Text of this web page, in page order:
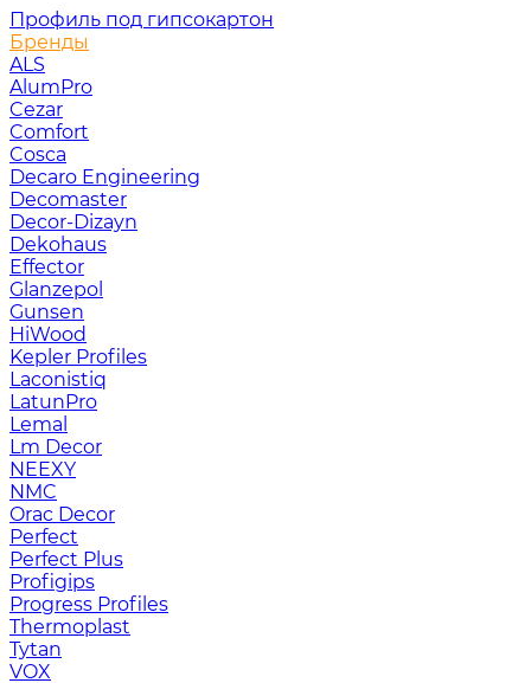
Профиль под гипсокартон
Бренды
ALS
AlumPro
Cezar
Comfort
Cosca
Decaro Engineering
Decomaster
Decor-Dizayn
Dekohaus
Effector
Glanzepol
Gunsen
HiWood
Kepler Profiles
Laconistiq
LatunPro
Lemal
Lm Decor
NEEXY
NMC
Orac Decor
Perfect
Perfect Plus
Profigips
Progress Profiles
Thermoplast
Tytan
VOX